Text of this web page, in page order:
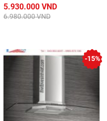
5.930.000 VND
6.980.000 VND
-15%